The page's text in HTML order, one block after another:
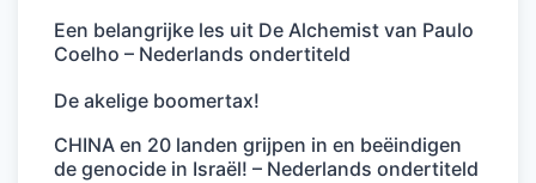
Een belangrijke les uit De Alchemist van Paulo
Coelho – Nederlands ondertiteld
De akelige boomertax!
CHINA en 20 landen grijpen in en beëindigen
de genocide in Israël! – Nederlands ondertiteld